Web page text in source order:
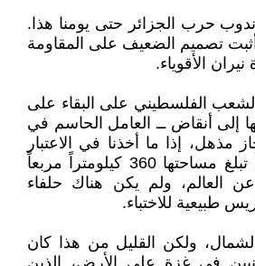
حرب الجزائر حتى يومنا هذا.
تصميم الضعيف على المقاومة
الأقوياء.
الفلسطيني على البقاء على
إلى أنقاض ــ العامل الحاسم في
مذهل، إذا ما أخذنا في الاعتبار
أن هذه المنطقة التي تبلغ مساحتها 360 كيلومتراً مربعاً
العالم، ولم يكن هناك حلفاء
طبيعية للاختباء.
ولكن القليل من هذا كان